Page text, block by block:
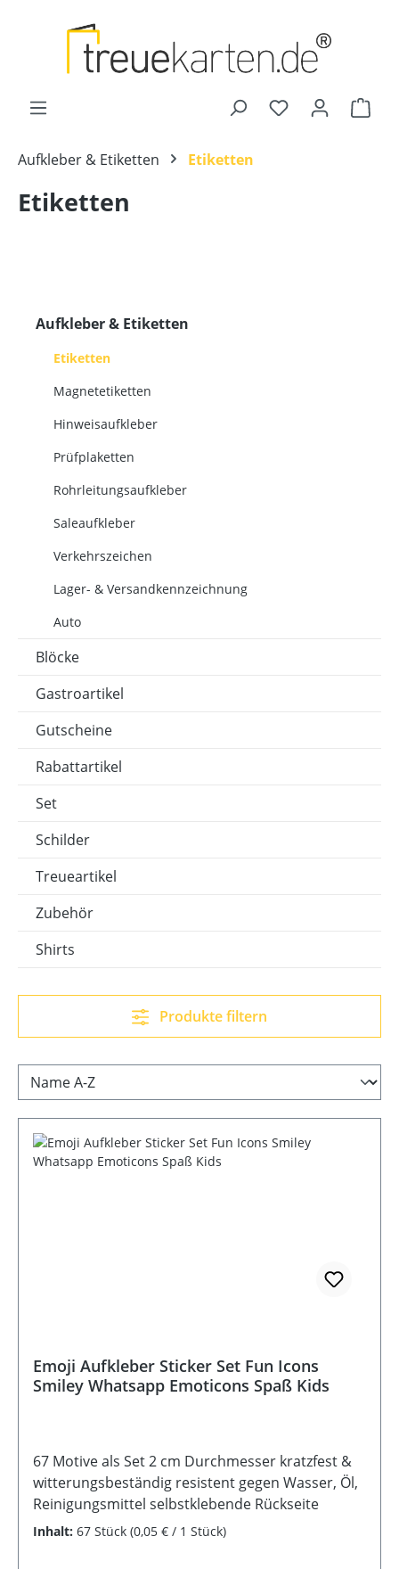
Zum Hauptinhalt springen
Aufkleber & Etiketten Etiketten
Etiketten
Aufkleber & Etiketten
Etiketten
Magnetetiketten
Hinweisaufkleber
Prüfplaketten
Rohrleitungsaufkleber
Saleaufkleber
Verkehrszeichen
Lager- & Versandkennzeichnung
Auto
Blöcke
Gastroartikel
Gutscheine
Rabattartikel
Set
Schilder
Treueartikel
Zubehör
Shirts
Produkte filtern
Emoji Aufkleber Sticker Set Fun Icons
Smiley Whatsapp Emoticons Spaß Kids
67 Motive als Set 2 cm Durchmesser kratzfest &
witterungsbeständig resistent gegen Wasser, Öl,
Reinigungsmittel selbstklebende Rückseite
Inhalt: 67 Stück (0,05 € / 1 Stück)